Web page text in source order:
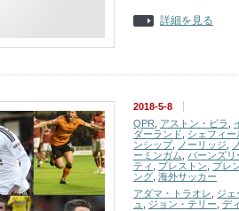
詳細を見る
2018-5-8
QPR
アストン・ビラ
ダーランド
シェフィー
ンシップ, ノーリッジ
ーミンガム
バーンズリ
ティ
プレストン ブレ
ング 海外サッカー
アダマ・トラオレ
ジェ
ュ
ジョン・テリー デ